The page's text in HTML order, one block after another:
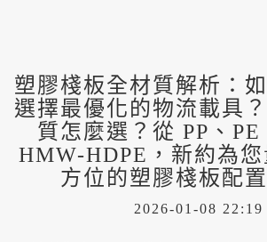
塑膠棧板全材質解析：
選擇最優化的物流載具
質怎麼選？從 PP、
HMW-HDPE，新約為
方位的塑膠棧板配置
2026-01-08 22:19